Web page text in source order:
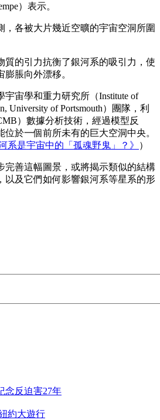
）表示。
，各被大片幾近空曠的宇宙空洞所圍
質的引力抗衡了銀河系的吸引力，使
脹向外漂移。
宙學和重力研究所（Institute of
University of Portsmouth）團隊，利
）數據分析技術，經過模型反
於一個前所未有的巨大空洞中央。
系是宇宙中的「孤魂野鬼」？》 ）
完善這幅圖景，或將揭示類似的結構
以及它們如何影響銀河系等星系的形
念反迫害27年
約大遊行